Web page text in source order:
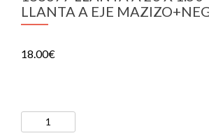
LLANTA A EJE
18.00€
188677
LLANTA